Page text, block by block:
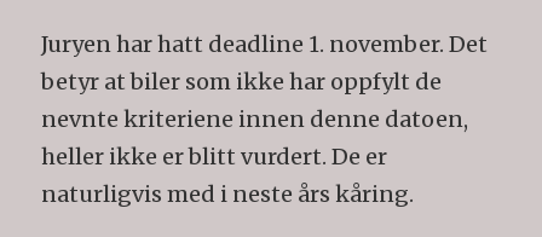
Juryen har hatt deadline 1. november. Det
betyr at biler som ikke har oppfylt de
nevnte kriteriene innen denne datoen,
heller ikke er blitt vurdert. De er
naturligvis med i neste års kåring.